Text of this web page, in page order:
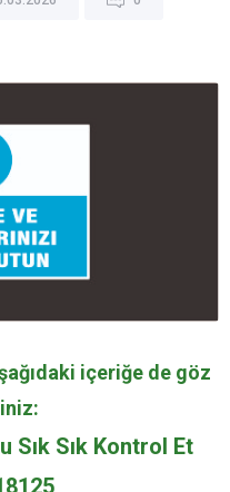
içeriğe de göz
Sık Sık Kontrol Et